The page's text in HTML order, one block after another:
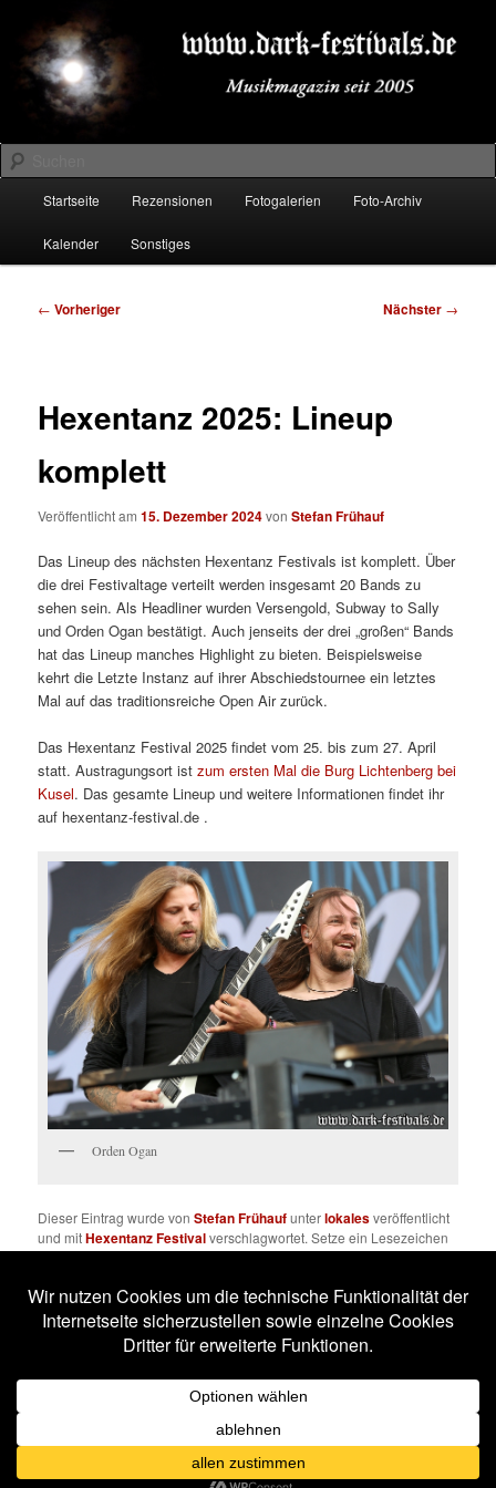
primären
Inhalt
springenDARK-FESTIVALS.DE
Suchen
Startseite Rezensionen Fotogalerien Foto-Archiv
Kalender Sonstiges
Beitragsnavigation
← Vorheriger Nächster →
Hexentanz 2025: Lineup
komplett
Veröffentlicht am15. Dezember 2024vonStefan Frühauf
Das Lineup des nächsten Hexentanz Festivals ist komplett. Über
die drei Festivaltage verteilt werden insgesamt 20 Bands zu
sehen sein. Als Headliner wurden Versengold, Subway to Sally
und Orden Ogan bestätigt. Auch jenseits der drei „großen“ Bands
hat das Lineup manches Highlight zu bieten. Beispielsweise
kehrt die Letzte Instanz auf ihrer Abschiedstournee ein letztes
Mal auf das traditionsreiche Open Air zurück.
Das Hexentanz Festival 2025 findet vom 25. bis zum 27. April
statt. Austragungsort istzum ersten Mal die Burg Lichtenberg bei
Kusel. Das gesamte Lineup und weitere Informationen findet ihr
auf hexentanz-festival.de .
Orden Ogan
Dieser Eintrag wurde vonStefan Frühaufunterlokalesveröffentlicht
und mitHexentanz Festivalverschlagwortet. Setze ein Lesezeichen
für denPermalink.
Impressum
Stolz präsentiert von WordPress